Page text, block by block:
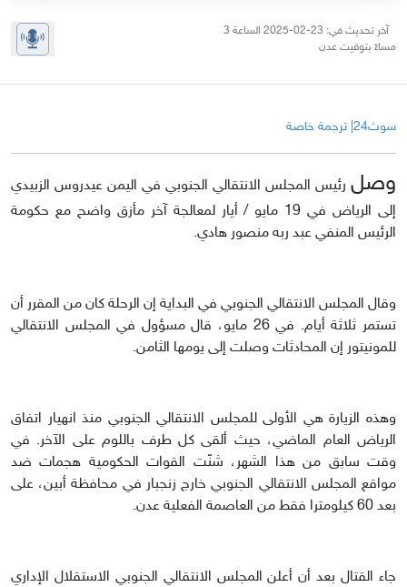
آخر تحديث في: 23-02-2025 الساعة 3
مساءً بتوقيت عدن
سوث24| ترجمة خاصة
وصل رئيس المجلس الانتقالي الجنوبي في اليمن عيدروس الزبيدي
إلى الرياض في 19 مايو / أيار لمعالجة آخر مأزق واضح مع حكومة
الرئيس المنفي عبد ربه منصور هادي.
وقال المجلس الانتقالي الجنوبي في البداية إن الرحلة كان من المقرر أن
تستمر ثلاثة أيام. في 26 مايو، قال مسؤول في المجلس الانتقالي
للمونيتور إن المحادثات وصلت إلى يومها الثامن.
وهذه الزيارة هي الأولى للمجلس الانتقالي الجنوبي منذ انهيار اتفاق
الرياض العام الماضي، حيث ألقى كل طرف باللوم على الآخر. في
وقت سابق من هذا الشهر، شنّت القوات الحكومية هجمات ضد
مواقع المجلس الانتقالي الجنوبي خارج زنجبار في محافظة أبين، على
بعد 60 كيلومترا فقط من العاصمة الفعلية عدن.
جاء القتال بعد أن أعلن المجلس الانتقالي الجنوبي الاستقلال الإداري